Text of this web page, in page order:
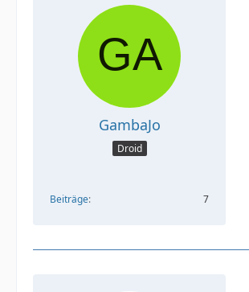
GambaJo
Droid
Beiträge 7